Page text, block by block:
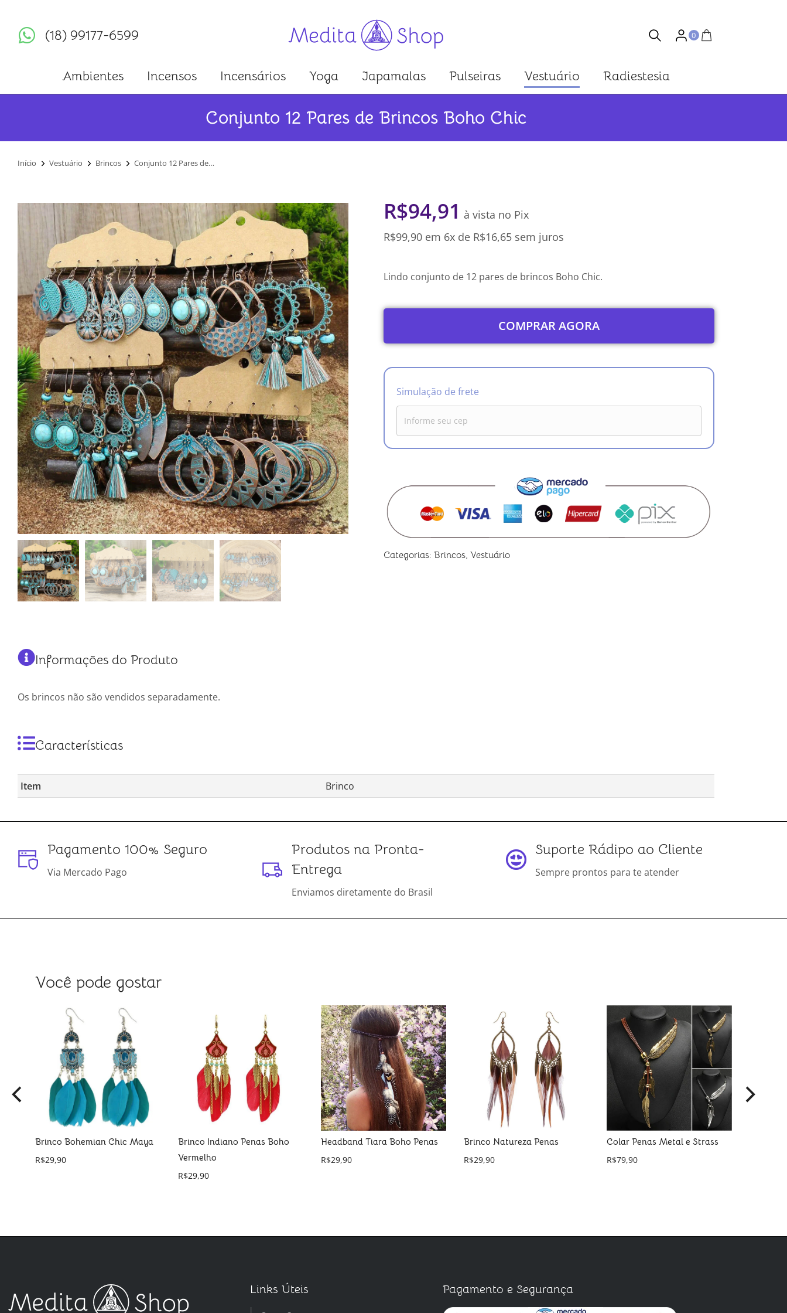
(18) 99177-6599 0
Ambientes Incensos Incensários Yoga Japamalas Pulseiras Vestuário Radiestesia
Conjunto 12 Pares de Brincos Boho Chic
Você está aqui:
Início Vestuário Brincos Conjunto 12 Pares de…
R$94,91 à vista no Pix
R$99,90 em 6x de R$16,65 sem juros
Lindo conjunto de 12 pares de brincos Boho Chic.
COMPRAR AGORA
Simulação de frete
Categorias: Brincos, Vestuário
Informações do Produto
Os brincos não são vendidos separadamente.
Características
Item Brinco
Pagamento 100% Seguro
Via Mercado Pago
Produtos na Pronta-
Entrega
Enviamos diretamente do Brasil
Suporte Rádipo ao Cliente
Sempre prontos para te atender
Você pode gostar
Brinco Bohemian Chic Maya
R$29,90
Brinco Indiano Penas Boho
Vermelho
R$29,90
Headband Tiara Boho Penas
R$29,90
Brinco Natureza Penas
R$29,90
Colar Penas Metal e Strass
R$79,90
Links Úteis Pagamento e Segurança